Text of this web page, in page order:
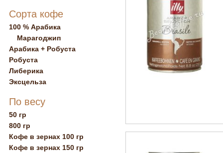
Сорта кофе
100 % Арабика
Марагоджип
Арабика + Робуста
Робуста
Либерика
Эксцельза
По весу
50 гр
800 гр
Кофе в зернах 100 гр
Кофе в зернах 150 гр